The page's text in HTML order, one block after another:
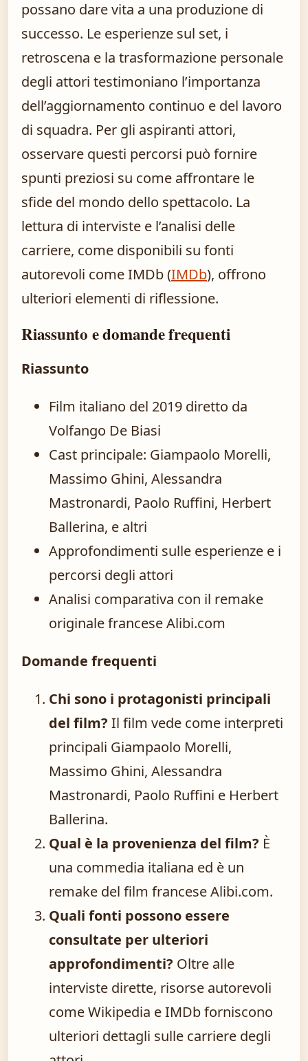
possano dare vita a una produzione di
successo. Le esperienze sul set, i
retroscena e la trasformazione personale
degli attori testimoniano l’importanza
dell’aggiornamento continuo e del lavoro
di squadra. Per gli aspiranti attori,
osservare questi percorsi può fornire
spunti preziosi su come affrontare le
sfide del mondo dello spettacolo. La
lettura di interviste e l’analisi delle
carriere, come disponibili su fonti
autorevoli come IMDb (IMDb), offrono
ulteriori elementi di riflessione.
Riassunto e domande frequenti
Riassunto
Film italiano del 2019 diretto da
Volfango De Biasi
Cast principale: Giampaolo Morelli,
Massimo Ghini, Alessandra
Mastronardi, Paolo Ruffini, Herbert
Ballerina, e altri
Approfondimenti sulle esperienze e i
percorsi degli attori
Analisi comparativa con il remake
originale francese Alibi.com
Domande frequenti
Chi sono i protagonisti principali
del film? Il film vede come interpreti
principali Giampaolo Morelli,
Massimo Ghini, Alessandra
Mastronardi, Paolo Ruffini e Herbert
Ballerina.
Qual è la provenienza del film? È
una commedia italiana ed è un
remake del film francese Alibi.com.
Quali fonti possono essere
consultate per ulteriori
approfondimenti? Oltre alle
interviste dirette, risorse autorevoli
come Wikipedia e IMDb forniscono
ulteriori dettagli sulle carriere degli